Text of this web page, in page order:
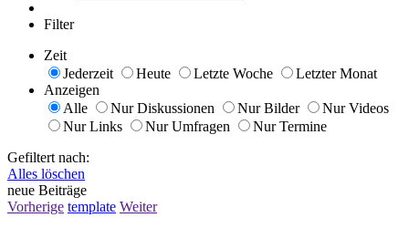
Filter
Zeit
Jederzeit
Heute Letzte Woche
Letzter Monat
Anzeigen
Alle
Nur Diskussionen Nur Bilder
Nur Videos
Nur Links
Nur Umfragen
Nur Termine
Gefiltert nach:
Alles löschen
neue Beiträge
Vorherige template Weiter